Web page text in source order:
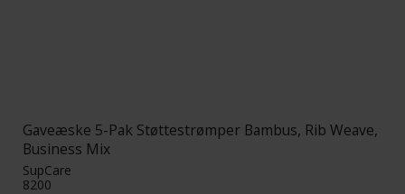
Gaveæske 5-Pak Støttestrømper Bambus, Rib Weave,
Business Mix
SupCare
8200